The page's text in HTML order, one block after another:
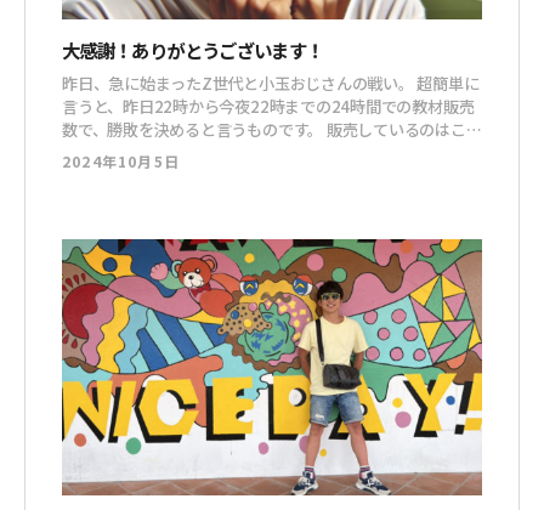
大感謝！ありがとうございます！
昨日、急に始まったZ世代と小玉おじさんの戦い。 超簡単に
言うと、昨日22時から今夜22時までの24時間での教材販売
数で、勝敗を決めると言うものです。 販売しているのはこち
ら教材。 ↓↓↓ The.IMPACT 正直、ワケ分からんうちに絡
まれて巻き込まれて 「これだからXは、めんどくせーんだ
2024年10月5日